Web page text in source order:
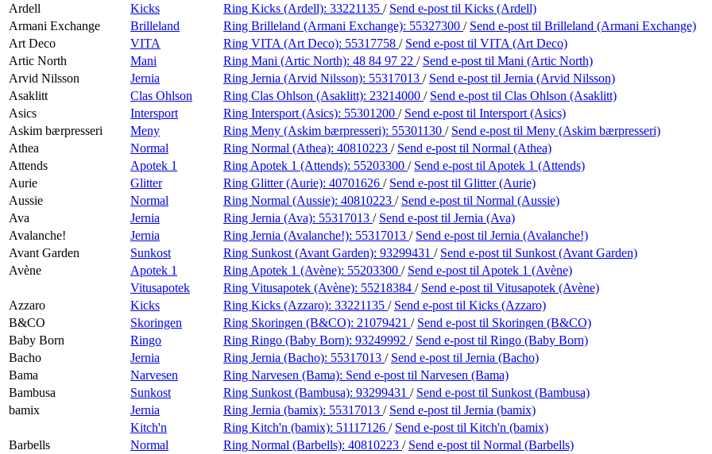
Ardell
Kicks Ring Kicks (Ardell): 33221135 / Send e-post til Kicks (Ardell)
Armani Exchange
Brilleland Ring Brilleland (Armani Exchange): 55327300 / Send e-post til Brilleland (Armani Exchange)
Art Deco
VITA Ring VITA (Art Deco): 55317758 / Send e-post til VITA (Art Deco)
Artic North
Mani Ring Mani (Artic North): 48 84 97 22 / Send e-post til Mani (Artic North)
Arvid Nilsson
Jernia Ring Jernia (Arvid Nilsson): 55317013 / Send e-post til Jernia (Arvid Nilsson)
Asaklitt
Clas Ohlson Ring Clas Ohlson (Asaklitt): 23214000 / Send e-post til Clas Ohlson (Asaklitt)
Asics
Intersport Ring Intersport (Asics): 55301200 / Send e-post til Intersport (Asics)
Askim bærpresseri
Meny Ring Meny (Askim bærpresseri): 55301130 / Send e-post til Meny (Askim bærpresseri)
Athea
Normal Ring Normal (Athea): 40810223 / Send e-post til Normal (Athea)
Attends
Apotek 1 Ring Apotek 1 (Attends): 55203300 / Send e-post til Apotek 1 (Attends)
Aurie
Glitter Ring Glitter (Aurie): 40701626 / Send e-post til Glitter (Aurie)
Aussie
Normal Ring Normal (Aussie): 40810223 / Send e-post til Normal (Aussie)
Ava
Jernia Ring Jernia (Ava): 55317013 / Send e-post til Jernia (Ava)
Avalanche!
Jernia Ring Jernia (Avalanche!): 55317013 / Send e-post til Jernia (Avalanche!)
Avant Garden
Sunkost Ring Sunkost (Avant Garden): 93299431 / Send e-post til Sunkost (Avant Garden)
Avène
Apotek 1 Ring Apotek 1 (Avène): 55203300 / Send e-post til Apotek 1 (Avène)
Vitusapotek
Ring Vitusapotek (Avène): 55218384 / Send e-post til Vitusapotek (Avène)
Azzaro
Kicks Ring Kicks (Azzaro): 33221135 / Send e-post til Kicks (Azzaro)
B&CO
Skoringen Ring Skoringen (B&CO): 21079421 / Send e-post til Skoringen (B&CO)
Baby Born
Ringo Ring Ringo (Baby Born): 93249992 / Send e-post til Ringo (Baby Born)
Bacho
Jernia Ring Jernia (Bacho): 55317013 / Send e-post til Jernia (Bacho)
Bama
Narvesen Ring Narvesen (Bama): Send e-post til Narvesen (Bama)
Bambusa
Sunkost Ring Sunkost (Bambusa): 93299431 / Send e-post til Sunkost (Bambusa)
bamix
Jernia Ring Jernia (bamix): 55317013 / Send e-post til Jernia (bamix)
Kitch'n
Ring Kitch'n (bamix): 51117126 / Send e-post til Kitch'n (bamix)
Barbells
Normal Ring Normal (Barbells): 40810223 / Send e-post til Normal (Barbells)